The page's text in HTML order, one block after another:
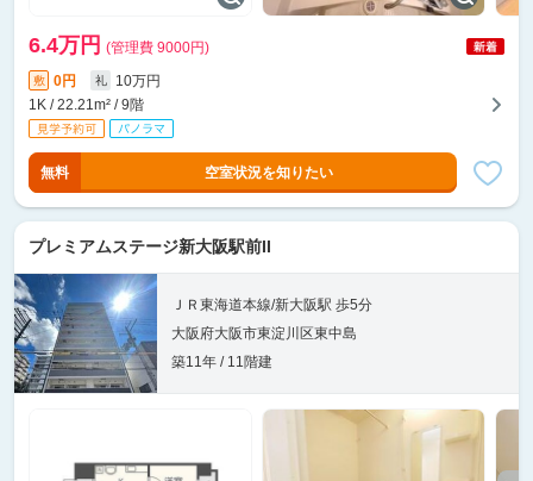
6.4万円 (管理費 9000円)
敷 0円 礼
10万円
1K / 22.21m² / 9階
無料 空室状況を知りたい
プレミアムステージ新大阪駅前II
ＪＲ東海道本線/新大阪駅 歩5分
大阪府大阪市東淀川区東中島
築11年 / 11階建